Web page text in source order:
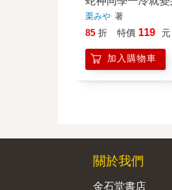
栗みや著
85 折 特價 119 元
加入購物車
關於我們
金石堂書店